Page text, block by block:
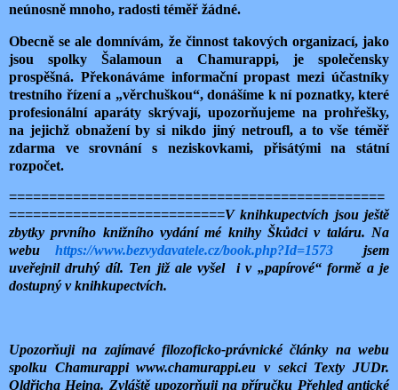
neúnosně mnoho, radosti téměř žádné.
Obecně se ale domnívám, že činnost takových organizací, jako
jsou spolky Šalamoun a Chamurappi, je společensky
prospěšná. Překonáváme informační propast mezi účastníky
trestního řízení a „věrchuškou“, donášíme k ní poznatky, které
profesionální aparáty skrývají, upozorňujeme na prohřešky,
na jejichž obnažení by si nikdo jiný netroufl, a to vše téměř
zdarma ve srovnání s neziskovkami, přisátými na státní
rozpočet.
===============================================
===========================V knihkupectvích jsou ještě
zbytky prvního knižního vydání mé knihy Škůdci v taláru. Na
webu https://www.bezvydavatele.cz/book.php?Id=1573 jsem
uveřejnil druhý díl. Ten již ale vyšel i v „papírové“ formě a je
dostupný v knihkupectvích.
Upozorňuji na zajímavé filozoficko-právnické články na webu
spolku Chamurappi www.chamurappi.eu v sekci Texty JUDr.
Oldřicha Heina. Zvláště upozorňuji na příručku Přehled antické